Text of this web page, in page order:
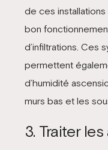
de ces
bon
d’infiltrations. Ces
permettent
d’humidité
murs bas et les
3. Traiter